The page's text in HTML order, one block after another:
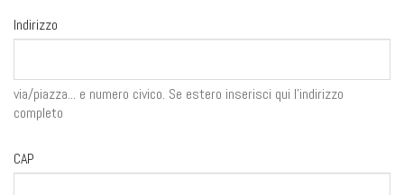
Indirizzo
via/piazza... e numero civico. Se estero inserisci qui l'indirizzo
completo
CAP